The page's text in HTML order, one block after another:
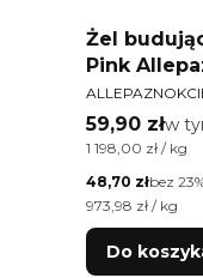
Żel
Pink
HEMA Free
PRODUCENT
Cena brutto
59,90 złw
w
Cena
1 198,00 zł / kg
Cena netto
48,70 złbez
Cena
973,98 zł / kg
Do